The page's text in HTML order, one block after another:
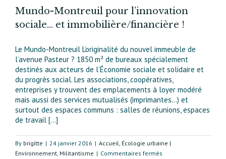
Mundo-Montreuil pour l’innovation
sociale… et immobilière/financière !
Le Mundo-Montreuil L’originalité du nouvel immeuble de
l’avenue Pasteur ? 1850 m² de bureaux spécialement
destinés aux acteurs de l’Économie sociale et solidaire et
du progrès social. Les associations, coopératives,
entreprises y trouvent des emplacements à loyer modéré
mais aussi des services mutualisés (imprimantes…) et
surtout des espaces communs : salles de réunions, espaces
de travail [...]
By brigitte | 24 janvier 2016 | Accueil Écologie urbaine |
Environnement Militantisme | Commentaires fermés